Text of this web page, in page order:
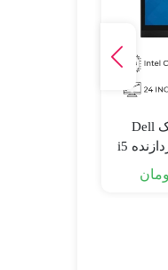
آل این وان استوک Dell
OptiPlex 7440 با پردازنده i5